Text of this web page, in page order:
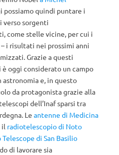
possiamo quindi puntare i
sorgenti
come stelle vicine, per cui i
i risultati nei prossimi anni
Grazie a questi
oggi considerato un campo
e, in questo
da protagonista grazie alla
dell’Inafsparsi tra
Le antenne di Medicina
il radiotelescopio di Noto
Telescope di San Basilio
di lavorare sia